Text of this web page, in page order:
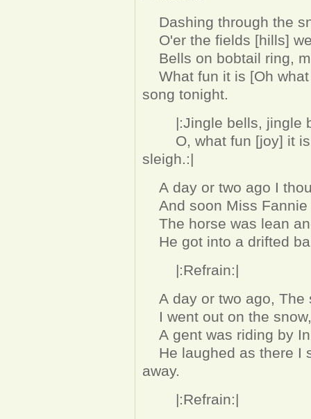
Dashing through the
O'er the fields [hills]
Bells on bobtail ring,
What fun it is [Oh
song tonight.
|:Jingle bells, jingle
O, what fun [joy] it is
sleigh.:|
A day or two ago I
And soon Miss Fannie
The horse was lean
He got into a drifted
|:Refrain:|
A day or two ago, The
I went out on the
A gent was riding by
He laughed as there I
away.
|:Refrain:|